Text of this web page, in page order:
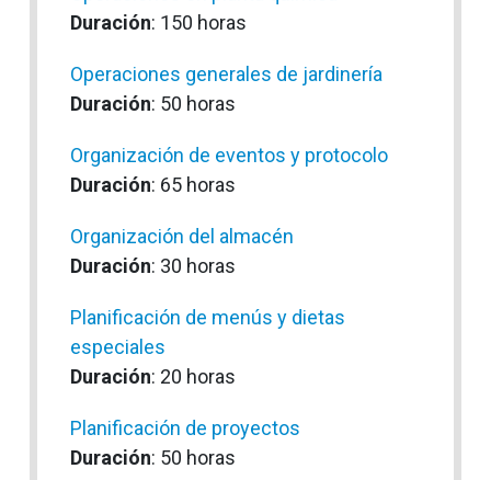
Duración: 150 horas
Operaciones generales de jardinería
Duración: 50 horas
Organización de eventos y protocolo
Duración: 65 horas
Organización del almacén
Duración: 30 horas
Planificación de menús y dietas
especiales
Duración: 20 horas
Planificación de proyectos
Duración: 50 horas